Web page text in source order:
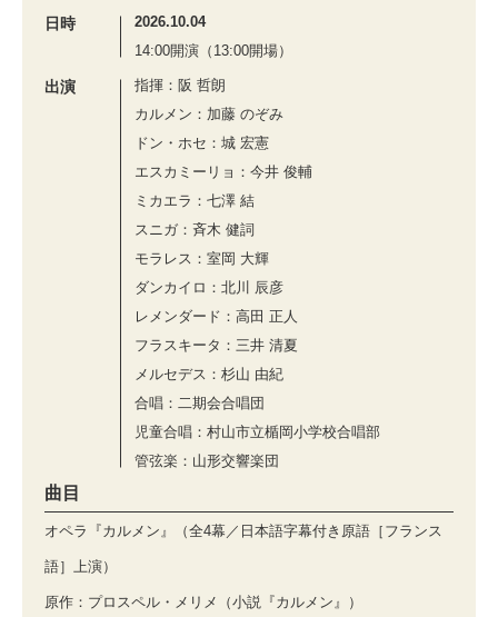
日時
2026.10.04
14:00開演（13:00開場）
出演
指揮：阪 哲朗
カルメン：加藤 のぞみ
ドン・ホセ：城 宏憲
エスカミーリョ：今井 俊輔
ミカエラ：七澤 結
スニガ：⻫⽊ 健詞
モラレス：室岡 ⼤輝
ダンカイロ：北川 ⾠彦
レメンダード：⾼⽥ 正⼈
フラスキータ：三井 清夏
メルセデス：杉⼭ 由紀
合唱：二期会合唱団
児童合唱：村⼭市⽴楯岡⼩学校合唱部
管弦楽：山形交響楽団
曲目
オペラ『カルメン』（全4幕／日本語字幕付き原語［フランス
語］上演）
原作：プロスペル・メリメ（小説『カルメン』）